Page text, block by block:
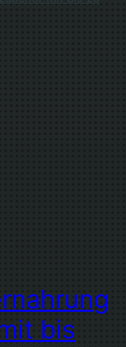
bis